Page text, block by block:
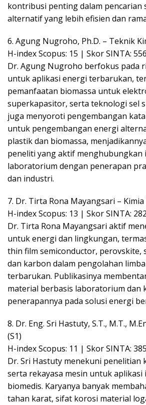
kontribusi penting dalam pencarian
alternatif yang lebih efisien dan
6. Agung Nugroho, Ph.D. – Teknik
H-index Scopus: 15 | Skor SINTA: 556
Dr. Agung Nugroho berfokus pada
untuk aplikasi energi terbarukan,
pemanfaatan biomassa untuk
superkapasitor, serta teknologi sel
juga menyoroti pengembangan
untuk pengembangan energi
plastik dan biomassa,
peneliti yang aktif menghubungkan
laboratorium dengan penerapan
dan industri.
7. Dr. Tirta Rona Mayangsari – Kimia
H-index Scopus: 13 | Skor SINTA: 282
Dr. Tirta Rona Mayangsari aktif
untuk energi dan lingkungan,
thin film semiconductor, perovskite,
dan karbon dalam pengolahan
terbarukan. Publikasinya
material berbasis laboratorium dan
penerapannya pada solusi energi
8. Dr. Eng. Sri Hastuty, S.T., M.T.,
(S1)
H-index Scopus: 11 | Skor SINTA: 385
Dr. Sri Hastuty menekuni penelitian
serta rekayasa mesin untuk aplikasi
biomedis. Karyanya banyak
tahan karat, sifat korosi material